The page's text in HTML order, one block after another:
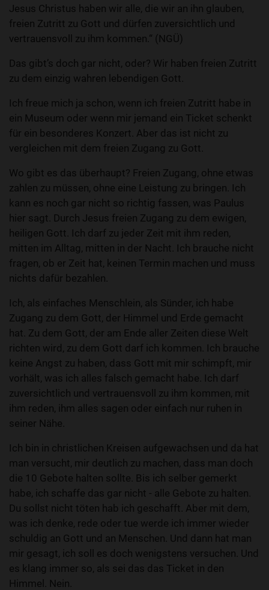
Jesus Christus haben wir alle, die wir an ihn glauben,
freien Zutritt zu Gott und dürfen zuversichtlich und
vertrauensvoll zu ihm kommen.“ (NGÜ)
Das gibt’s doch gar nicht, oder? Wir haben freien Zutritt
zu dem einzig wahren lebendigen Gott.
Ich freue mich ja schon, wenn ich freien Zutritt habe in
ein Museum oder wenn mir jemand ein Ticket schenkt
für ein besonderes Konzert. Aber das ist nicht zu
vergleichen mit dem freien Zugang zu Gott.
Wo gibt es das überhaupt? Freien Zugang, ohne etwas
zahlen zu müssen, ohne eine Leistung zu bringen. Ich
kann es noch gar nicht so richtig fassen, was Paulus
hier sagt. Durch Jesus freien Zugang zu dem ewigen,
heiligen Gott. Ich darf zu jeder Zeit mit ihm reden,
mitten im Alltag, mitten in der Nacht. Ich brauche nicht
fragen, ob er Zeit hat, keinen Termin machen und muss
nichts dafür bezahlen.
Ich, als einfaches Menschlein, als Sünder, ich habe
Zugang zu dem Gott, der Himmel und Erde gemacht
hat. Zu dem Gott, der am Ende aller Zeiten diese Welt
richten wird, zu dem Gott darf ich kommen. Ich brauche
keine Angst zu haben, dass Gott mit mir schimpft, mir
vorhält, was ich alles falsch gemacht habe. Ich darf
zuversichtlich und vertrauensvoll zu ihm kommen, mit
ihm reden, ihm alles sagen oder einfach nur ruhen in
seiner Nähe.
Ich bin in christlichen Kreisen aufgewachsen und da hat
man versucht, mir deutlich zu machen, dass man doch
die 10 Gebote halten sollte. Bis ich selber gemerkt
habe, ich schaffe das gar nicht - alle Gebote zu halten.
Du sollst nicht töten hab ich geschafft. Aber mit dem,
was ich denke, rede oder tue werde ich immer wieder
schuldig an Gott und an Menschen. Und dann hat man
mir gesagt, ich soll es doch wenigstens versuchen. Und
es klang immer so, als sei das das Ticket in den
Himmel. Nein.